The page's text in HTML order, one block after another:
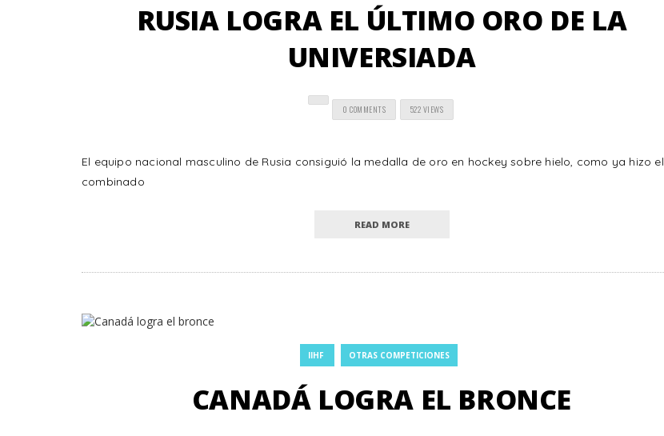
RUSIA LOGRA EL ÚLTIMO ORO DE LA
UNIVERSIADA
0 COMMENTS 522 VIEWS
El equipo nacional masculino de Rusia consiguió la medalla de oro en hockey sobre hielo, como ya hizo el
combinado
READ MORE
IIHF OTRAS COMPETICIONES
CANADÁ LOGRA EL BRONCE